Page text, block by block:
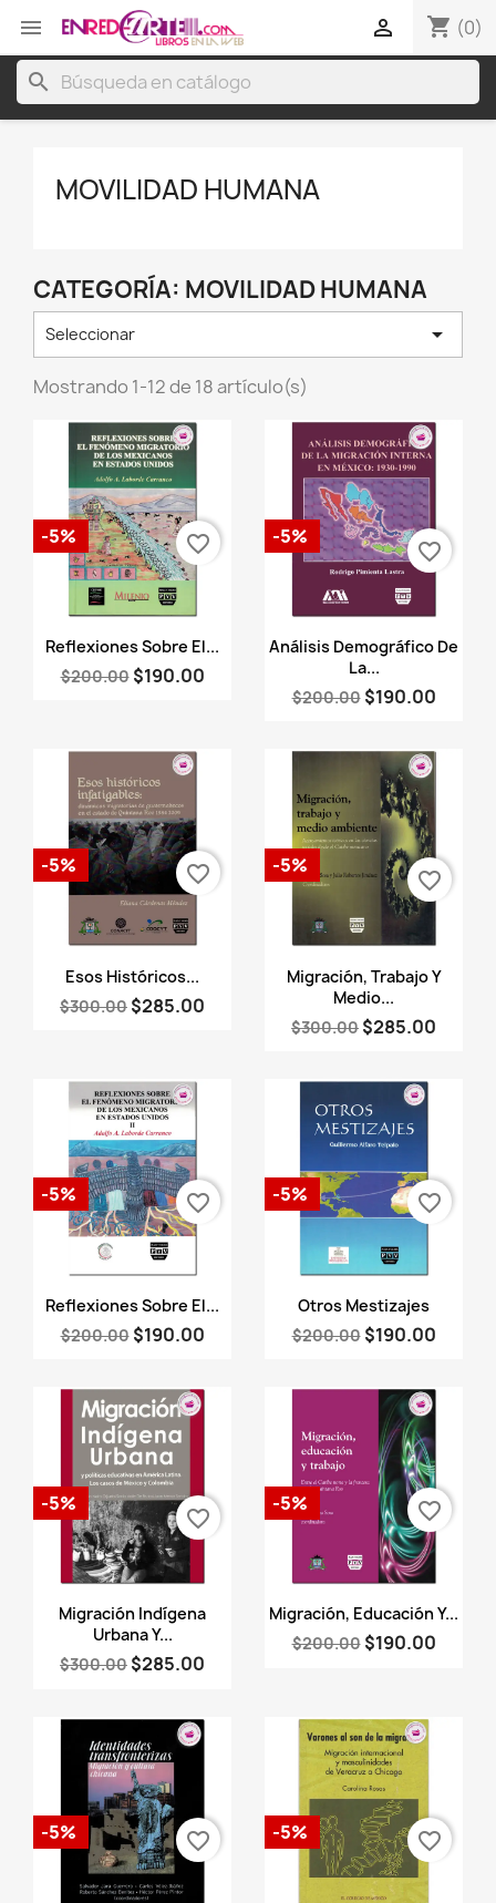
 shopping_cart (0)

search
MOVILIDAD HUMANA
CATEGORÍA: MOVILIDAD HUMANA
Seleccionar 
Mostrando 1-12 de 18 artículo(s)
Vista rápida
Reflexiones Sobre El...
$200.00 $190.00
-5% favorite_border
Vista rápida
Análisis Demográfico De
La...
$200.00 $190.00
-5%
favorite_border
Vista rápida
Esos Históricos...
$300.00 $285.00
-5% favorite_border
Vista rápida
Migración, Trabajo Y
Medio...
$300.00 $285.00
-5%
favorite_border
Vista rápida
Reflexiones Sobre El...
$200.00 $190.00
-5% favorite_border
Vista rápida
Otros Mestizajes
$200.00 $190.00
-5% favorite_border
Vista rápida
Migración Indígena
Urbana Y...
$300.00 $285.00
-5%
favorite_border
Vista rápida
Migración, Educación Y...
$200.00 $190.00
-5% favorite_border
-5% favorite_border -5% favorite_border